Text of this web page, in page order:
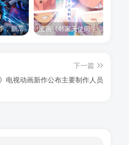
第一序列第二季，新的故事，新的内容，新的征程，2026年下半年bilibili独家播出，敬请期待。 漫画《邻家天使同学不会与我坠入爱河》将于 2026 年改编为电视动画
下一篇
电视动画新作公布主要制作人员